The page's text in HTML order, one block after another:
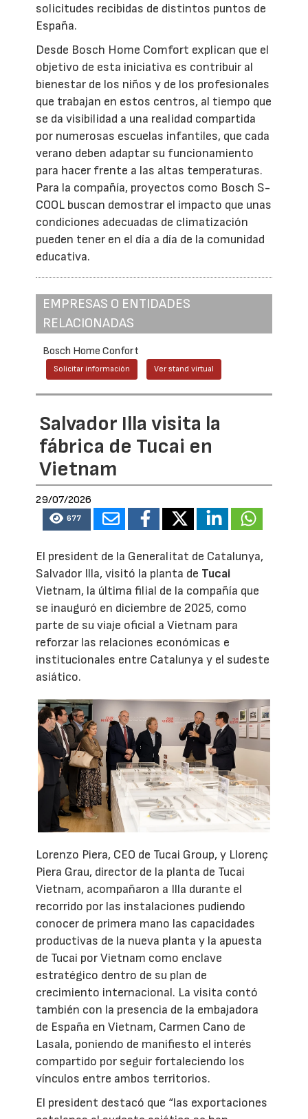
solicitudes recibidas de distintos puntos de
España.
Desde Bosch Home Comfort explican que el
objetivo de esta iniciativa es contribuir al
bienestar de los niños y de los profesionales
que trabajan en estos centros, al tiempo que
se da visibilidad a una realidad compartida
por numerosas escuelas infantiles, que cada
verano deben adaptar su funcionamiento
para hacer frente a las altas temperaturas.
Para la compañía, proyectos como Bosch S-
COOL buscan demostrar el impacto que unas
condiciones adecuadas de climatización
pueden tener en el día a día de la comunidad
educativa.
EMPRESAS O ENTIDADES
RELACIONADAS
Bosch Home Confort
Solicitar información Ver stand virtual
Salvador Illa visita la
fábrica de Tucai en
Vietnam
29/07/2026
677
El president de la Generalitat de Catalunya,
Salvador Illa, visitó la planta de Tucai
Vietnam, la última filial de la compañía que
se inauguró en diciembre de 2025, como
parte de su viaje oficial a Vietnam para
reforzar las relaciones económicas e
institucionales entre Catalunya y el sudeste
asiático.
Lorenzo Piera, CEO de Tucai Group, y Llorenç
Piera Grau, director de la planta de Tucai
Vietnam, acompañaron a Illa durante el
recorrido por las instalaciones pudiendo
conocer de primera mano las capacidades
productivas de la nueva planta y la apuesta
de Tucai por Vietnam como enclave
estratégico dentro de su plan de
crecimiento internacional. La visita contó
también con la presencia de la embajadora
de España en Vietnam, Carmen Cano de
Lasala, poniendo de manifiesto el interés
compartido por seguir fortaleciendo los
vínculos entre ambos territorios.
El president destacó que “las exportaciones